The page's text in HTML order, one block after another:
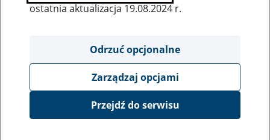
Ukryj wszystkie pozycje bazy
Poznańska Drukarnia Naukowa Sp. z
ostatnia aktualizacja 19.08.2024 r.
Odrzuć opcjonalne
Zarządzaj opcjami
Przejdź do serwisu